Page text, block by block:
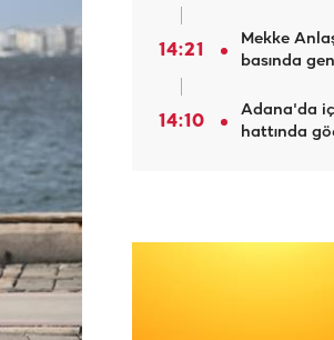
14:21
Mekke
basında
14:10
Adana'da
hattında